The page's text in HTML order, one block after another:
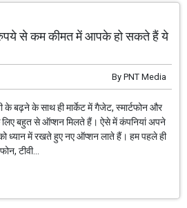
रुपये से कम कीमत में आपके हो सकते हैं ये
By PNT Media
के बढ़ने के साथ ही मार्केट में गैजेट, स्मार्टफोन और
बहुत से ऑप्शन मिलते हैं। ऐसे में कंपनियां अपने
ध्यान में रखते हुए नए ऑप्शन लाते हैं। हम पहले ही
टीवी...